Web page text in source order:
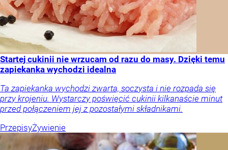
Startej cukinii nie wrzucam od razu do masy. Dzięki temu
zapiekanka wychodzi idealna
Ta zapiekanka wychodzi zwarta, soczysta i nie rozpada się
przy krojeniu. Wystarczy poświęcić cukinii kilkanaście minut
przed połączeniem jej z pozostałymi składnikami.
PrzepisyŻywienie